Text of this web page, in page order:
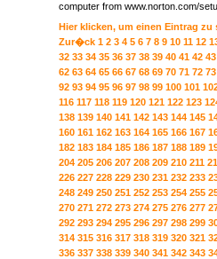
computer from www.norton.com/
Hier klicken, um einen Eintrag zu
Zur�ck 1 2 3 4 5 6 7 8 9 10 11 12
32 33 34 35 36 37 38 39 40 41 42 43
62 63 64 65 66 67 68 69 70 71 72 73
92 93 94 95 96 97 98 99 100 101
116 117 118 119 120 121 122 123
138 139 140 141 142 143 144 145
160 161 162 163 164 165 166 167
182 183 184 185 186 187 188 189
204 205 206 207 208 209 210 211
226 227 228 229 230 231 232 233
248 249 250 251 252 253 254 255
270 271 272 273 274 275 276 277
292 293 294 295 296 297 298 299
314 315 316 317 318 319 320 321
336 337 338 339 340 341 342 343